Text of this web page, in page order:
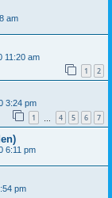
am
11:20 am
1 2
3:24 pm
1 4 5 6 7
6:11 pm
pm